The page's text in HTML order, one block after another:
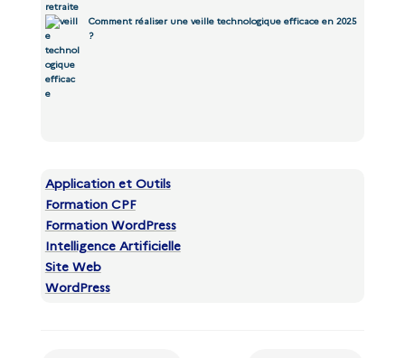
Comment réaliser une veille technologique efficace en 2025
?
Application et Outils
Formation CPF
Formation WordPress
Intelligence Artificielle
Site Web
WordPress